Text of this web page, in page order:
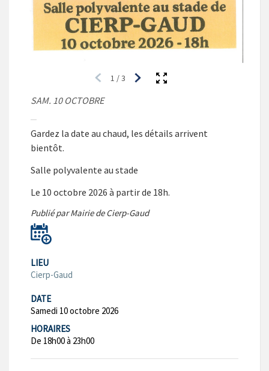
1 /3
SAM. 10 OCTOBRE
Gardez la date au chaud, les détails arrivent
bientôt.
Salle polyvalente au stade
Le 10 octobre 2026 à partir de 18h.
Publié par Mairie de Cierp-Gaud
LIEU
Cierp-Gaud
DATE
Samedi 10 octobre 2026
HORAIRES
De 18h00 à 23h00